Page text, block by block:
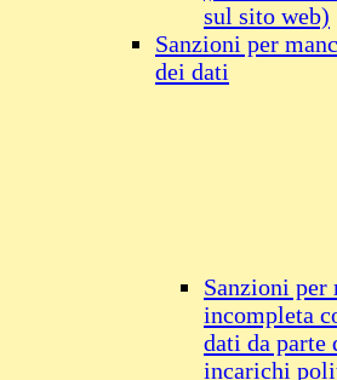
sul sito web)
Sanzioni per
dei dati
Sanzioni per
incompleta
dati da
incarichi